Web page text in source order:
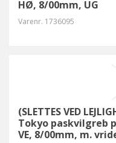
HØ, 8/00mm, UG
Varenr. 1736095
(SLETTES VED
Tokyo paskvilgreb
VE, 8/00mm, m.